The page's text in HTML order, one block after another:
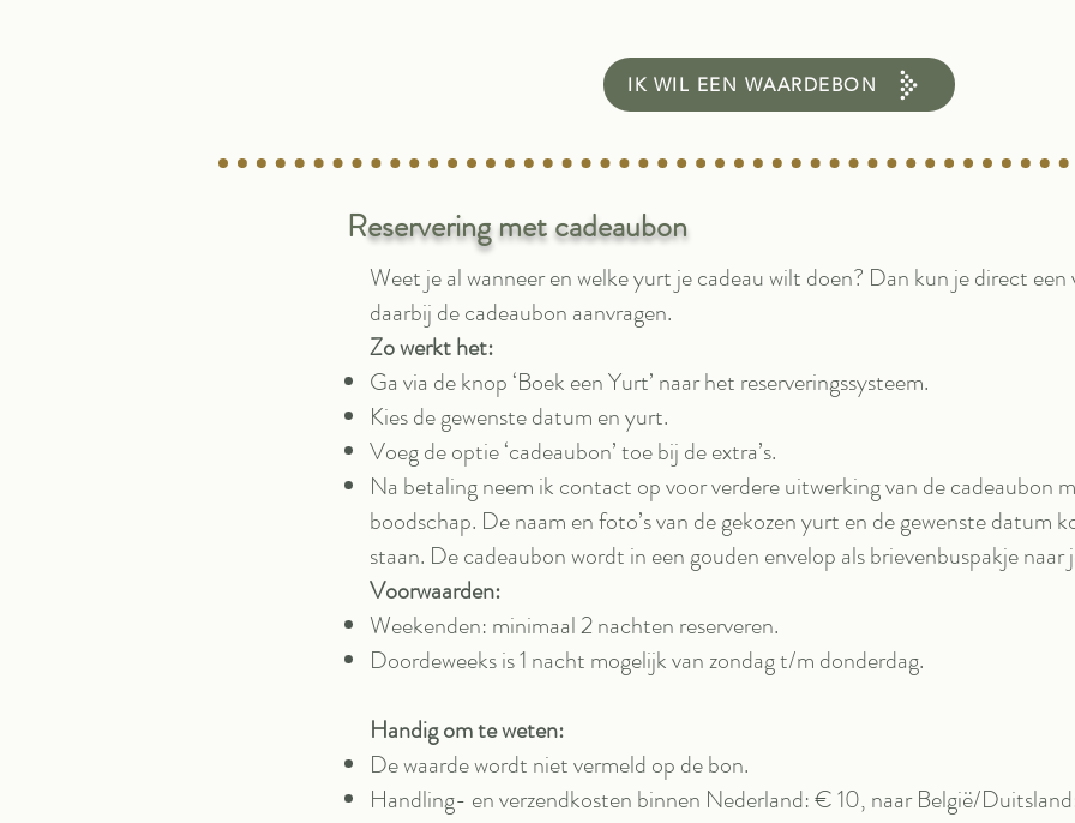
IK WIL EEN WAARDEBON
Reservering met cadeaubon
Weet je al wanneer en welke yurt je cadeau wilt doen? Dan kun je direct een
daarbij de cadeaubon aanvragen.
Zo werkt het:
Ga via de knop ‘Boek een Yurt’ naar het reserveringssysteem.
Kies de gewenste datum en yurt.
Voeg de optie ‘cadeaubon’ toe bij de extra’s.
Na betaling neem ik contact op voor verdere uitwerking van de cadeaubon
boodschap. De naam en foto’s van de gekozen yurt en de gewenste datum
staan. De cadeaubon wordt in een gouden envelop als brievenbuspakje naar
Voorwaarden:
Weekenden: minimaal 2 nachten reserveren.
Doordeweeks is 1 nacht mogelijk van zondag t/m donderdag.
Handig om te weten:
De waarde wordt niet vermeld op de bon.​
Handling- en verzendkosten binnen Nederland: € 10, naar België/